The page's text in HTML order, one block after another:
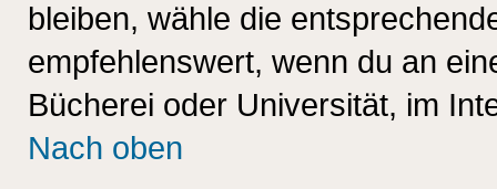
bleiben, wähle die
empfehlenswert, wenn du an
Bücherei oder Universität, im
Nach oben